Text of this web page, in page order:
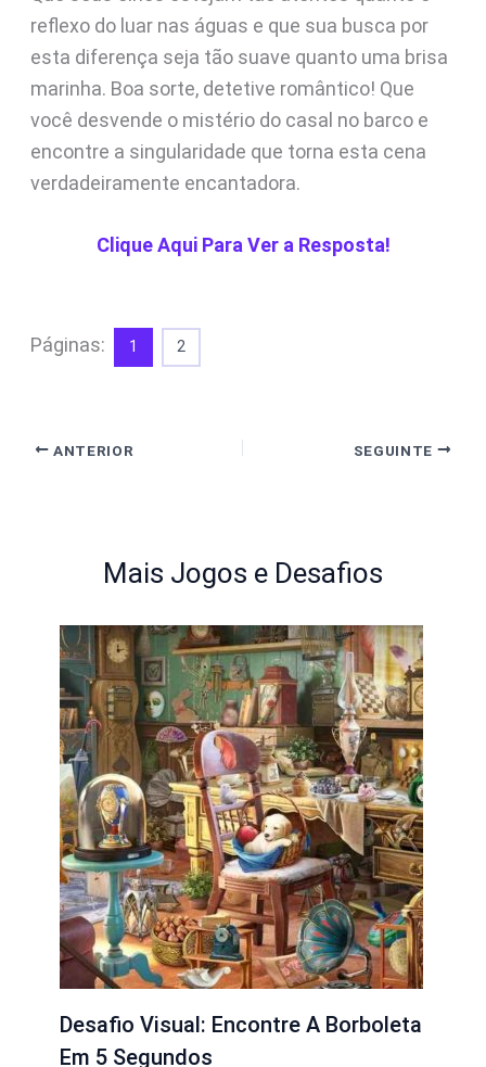
reflexo do luar nas águas e que sua busca por
esta diferença seja tão suave quanto uma brisa
marinha. Boa sorte, detetive romântico! Que
você desvende o mistério do casal no barco e
encontre a singularidade que torna esta cena
verdadeiramente encantadora.
Clique Aqui Para Ver a Resposta!
Páginas: 1 2
ANTERIOR SEGUINTE
Mais Jogos e Desafios
Desafio Visual: Encontre A Borboleta
Em 5 Segundos